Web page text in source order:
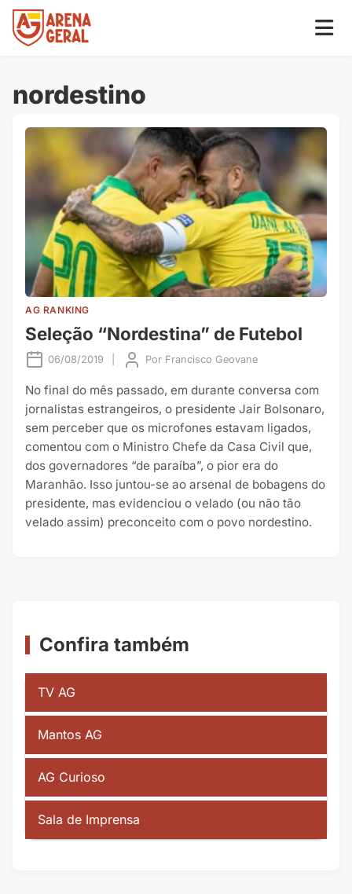
nordestino
AG RANKING
Seleção “Nordestina” de Futebol
06/08/2019 Por Francisco Geovane
No final do mês passado, em durante conversa com
jornalistas estrangeiros, o presidente Jair Bolsonaro,
sem perceber que os microfones estavam ligados,
comentou com o Ministro Chefe da Casa Civil que,
dos governadores “de paraíba”, o pior era do
Maranhão. Isso juntou-se ao arsenal de bobagens do
presidente, mas evidenciou o velado (ou não tão
velado assim) preconceito com o povo nordestino.
Confira também
TV AG
Mantos AG
AG Curioso
Sala de Imprensa